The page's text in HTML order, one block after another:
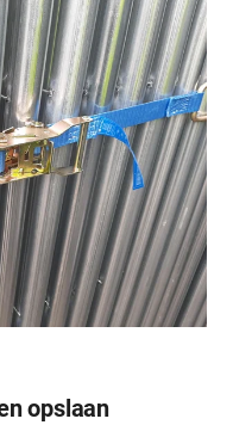
opslaan